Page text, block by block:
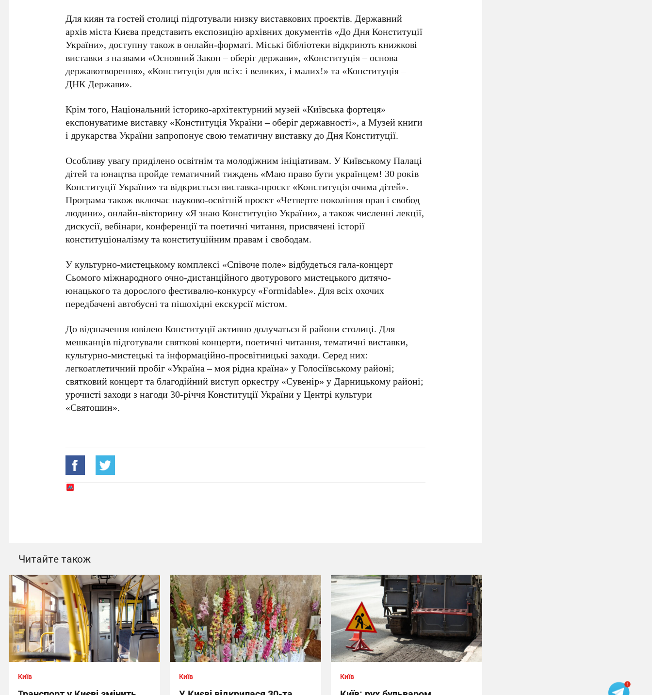
Для киян та гостей столиці підготували низку виставкових проєктів.Державний
архів міста Києвапредставить експозицію архівних документів «До Дня Конституції
України», доступну також в онлайн-форматі. Міські бібліотеки відкриють книжкові
виставки з назвами «Основний Закон – оберіг держави», «Конституція – основа
державотворення», «Конституція для всіх: і великих, і малих!» та «Конституція –
ДНК Держави».
Крім того,Національний історико-архітектурний музей «Київська фортеця»
експонуватиме виставку «Конституція України – оберіг державності», аМузей книги
і друкарства Українизапропонує свою тематичну виставку доДня Конституції.
Особливу увагу приділено освітнім та молодіжним ініціативам. УКиївському Палаці
дітей та юнацтвапройде тематичний тиждень «Маю право бути українцем! 30 років
Конституції України» та відкриється виставка-проєкт «Конституція очима дітей».
Програма також включає науково-освітній проєкт «Четверте покоління прав і свобод
людини», онлайн-вікторину «Я знаю Конституцію України», а також численні лекції,
дискусії, вебінари, конференції та поетичні читання, присвячені історії
конституціоналізму та конституційним правам і свободам.
У культурно-мистецькому комплексі «Співоче поле» відбудеться гала-концерт
Сьомого міжнародного очно-дистанційного двотурового мистецького дитячо-
юнацького та дорослого фестивалю-конкурсу «Formidable». Для всіх охочих
передбачені автобусні та пішохідні екскурсії містом.
До відзначення ювілеюКонституціїактивно долучаться й райони столиці. Для
мешканців підготували святкові концерти, поетичні читання, тематичні виставки,
культурно-мистецькі та інформаційно-просвітницькі заходи. Серед них:
легкоатлетичний пробіг «Україна – моя рідна країна» уГолосіївському районі;
святковий концерт та благодійний виступ оркестру «Сувенір» уДарницькому районі;
урочисті заходи з нагоди 30-річчя Конституції УкраїниуЦентрі культури
«Святошин».
Читайте також
Київ Київ Київ